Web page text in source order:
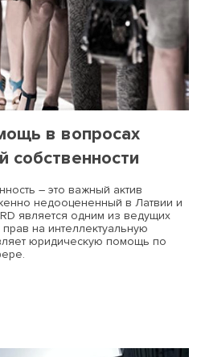
за распечатанный
предмет с
СГД
цене.
низкая цена риск?
с незаконным
товарного знака
SUPERDRY
в вопросах
собственности
– это важный актив
недооцененный в Латвии и
является одним из ведущих
на интеллектуальную
юридическую помощь по